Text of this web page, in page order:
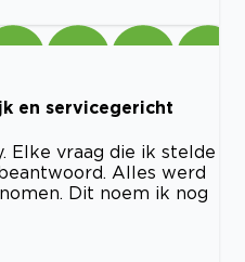
en servicegericht
Elke vraag die ik stelde
Alles werd
Dit noem ik nog